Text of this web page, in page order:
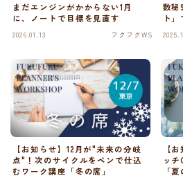
まだエンジンがかからない1月
に、ノートで目標を見直す
2026.01.13 フクフクWS
数秘
ト
【お知らせ】12月が"未来の分岐
点"！次のサイクルをペンで仕込
むワーク講座「冬の席」
【
ッ
「